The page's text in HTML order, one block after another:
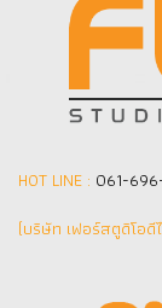
HOT LINE : 061-
(บริษัท เฟอร์สตูดิโอดี